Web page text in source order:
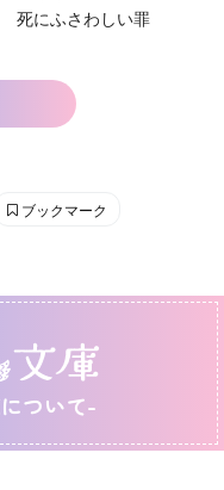
にふさわしい罪
ブックマーク
ついて-